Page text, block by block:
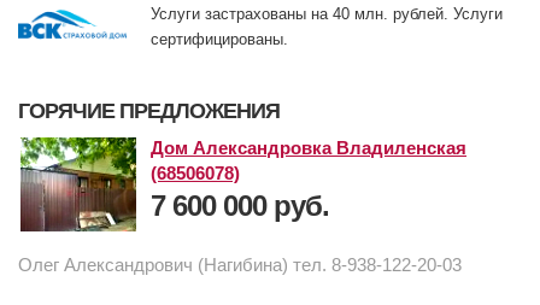
Услуги застрахованы на 40 млн. рублей. Услуги
сертифицированы.
ГОРЯЧИЕ ПРЕДЛОЖЕНИЯ
Дом Александровка Владиленская
(68506078)
7 600 000 руб.
Олег Александрович (Нагибина) тел. 8-938-122-20-03